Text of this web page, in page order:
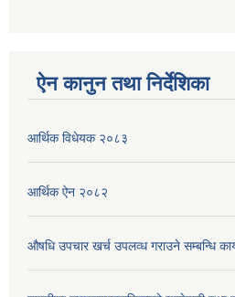
ऐन कानुन तथा निर्देशिका
आर्थिक विधेयक २०८३
आर्थिक ऐन २०८२
औषधि उपचार खर्च उपलव्ध गराउने सम्बन्धि